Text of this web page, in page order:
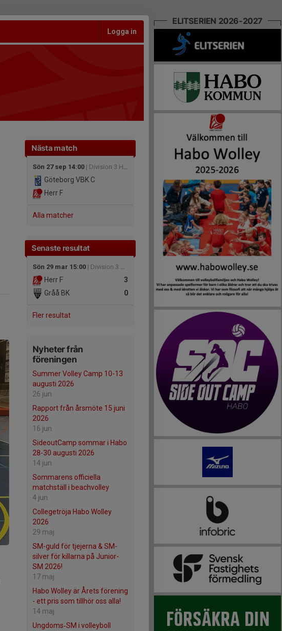
Logga in
Nästa match
Sön 27 sep 14:00 | Division 3 Herrar - Division 3 Västra - Väst Herrar
Göteborg VBK C
Herr F
Alla matcher
Senaste resultat
Sön 29 mar 15:00 | Division 3 Herrar 2025/26 - Division 3 Västra Herrar
3
Herr F
0
Gråå BK
Fler resultat
Nyheter från
föreningen
Summer Volley Camp 10-13
augusti 2026
26 jun
Rapport från årsmöte 15 juni
2026
16 jun
SideoutCamp sommar i Habo
28-30 augusti 2026
14 jun
Sommarens officiella
matchställ i beachvolley
4 jun
Collegetröja Habo Wolley
2026
29 maj
SM-guld för tjejerna & SM-
silver för killarna på Junior-
SM 2026!
17 maj
Habo Wolley är Årets förening
- ett pris som tillhör oss alla!
14 maj
Ungdoms‑SM i volleyboll
ELITSERIEN 2026-2027